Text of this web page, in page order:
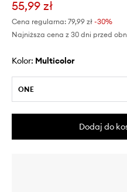
55,99 zł
Cena regularna: 79,99 zł -30%
Najniższa cena z 30 dni przed
Kolor: multicolor
ONE
Dodaj do